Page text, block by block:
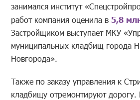
занимался институт
работ компания оценила в 5,8
Застройщиком выступает МКУ
муниципальных кладбищ города
Новгорода».
Также по заказу управления к
кладбищу отремонтируют дорогу.